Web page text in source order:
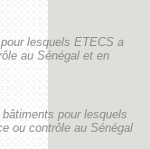
lesquels ETECS a
au Sénégal et en
pour lesquels
ou contrôle au Sénégal